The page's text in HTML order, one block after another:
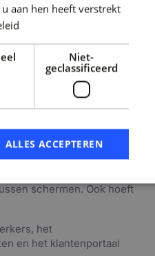
we ze eerst goed in
Daarbij bleek dat er 63
of knelpunten per
data of
is in de status van
schermen. Ook hoeft
het
en het klantenportaal
aan hen heeft verstrekt
Niet-
geclassificeerd
ALLES ACCEPTEREN